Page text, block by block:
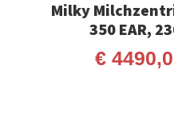
Milky
350 EAR,
€